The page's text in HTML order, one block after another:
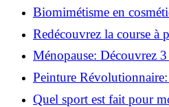
infaillibles pour réussir !
Biomimétisme en
la nature inspire l'avenir
Redécouvrez la course à
pour reprendre!
Ménopause: Découvrez
les bouffées de chaleur!
Peinture
Deux Couleurs Sur Une
Quel sport est fait pour